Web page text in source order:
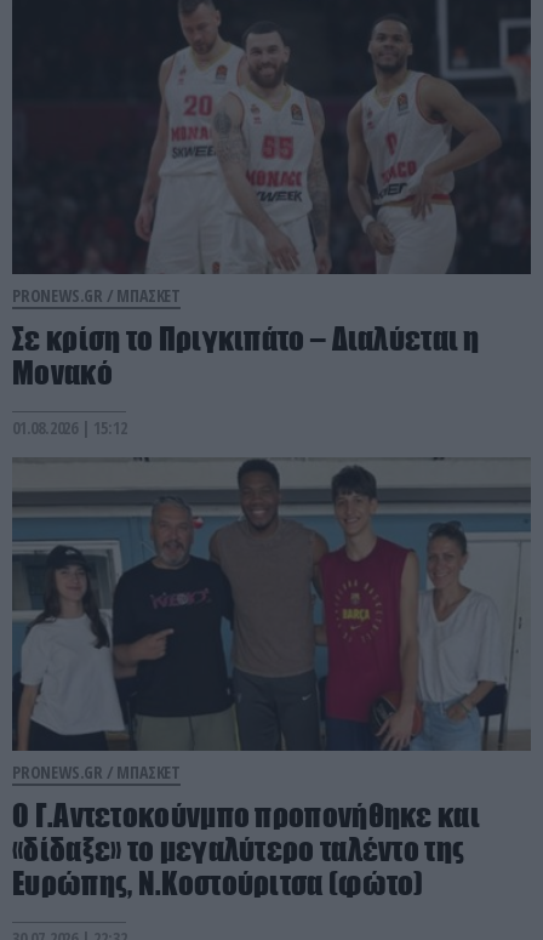
PRONEWS.GR / ΜΠΑΣΚΕΤ
Σε κρίση το Πριγκιπάτο – Διαλύεται η
Μονακό
01.08.2026 | 15:12
PRONEWS.GR / ΜΠΑΣΚΕΤ
Ο Γ.Αντετοκούνμπο προπονήθηκε και
«δίδαξε» το μεγαλύτερο ταλέντο της
Ευρώπης, Ν.Κοστούριτσα (φώτο)